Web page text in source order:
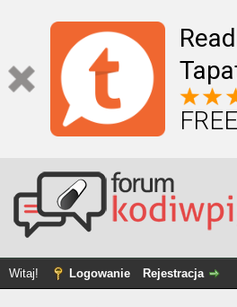
Witaj! Logowanie Rejestracja